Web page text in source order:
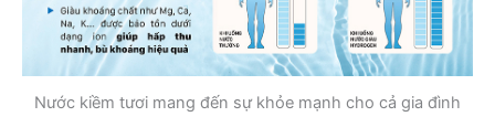
Nước kiềm tươi mang đến sự khỏe mạnh cho cả gia đình